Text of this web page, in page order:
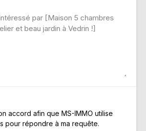
accord afin que MS-IMMO utilise
pour répondre à ma requête.